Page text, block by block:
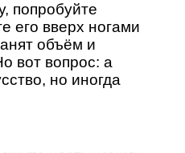
попробуйте
его вверх ногами
объём и
вот вопрос: а
но иногда